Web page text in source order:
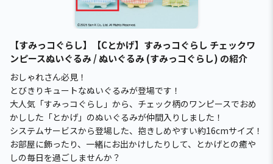
【すみっコぐらし】【Cとかげ】すみっコぐらし チェックワ
ンピースぬいぐるみ / ぬいぐるみ (すみっコぐらし) の紹介
おしゃれさん必見！
とびきりキュートなぬいぐるみが登場です！
大人気「すみっコぐらし」から、チェック柄のワンピースでおめ
かしした「とかげ」のぬいぐるみが仲間入りしました！
システムサービスから登場した、抱きしめやすい約16cmサイズ！
お部屋に飾ったり、一緒にお出かけしたりして、とかげとの癒や
しの毎日を過ごしませんか？